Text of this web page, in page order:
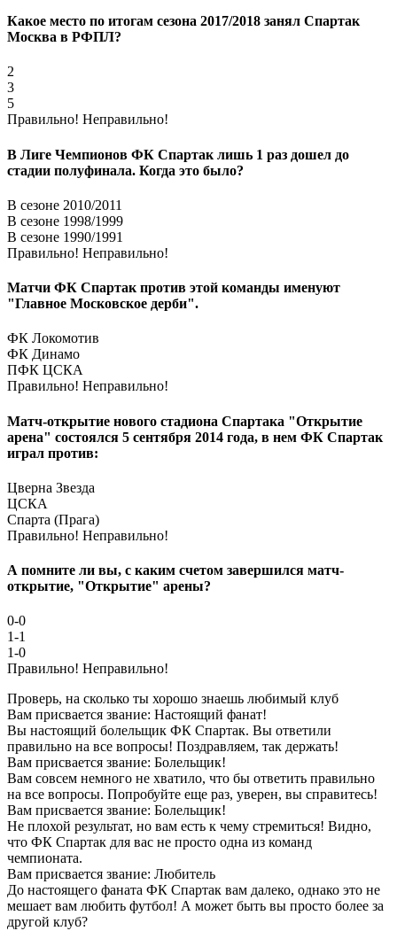
Какое место по итогам сезона 2017/2018 занял Спартак
Москва в РФПЛ?
2
3
5
Правильно! Неправильно!
В Лиге Чемпионов ФК Спартак лишь 1 раз дошел до
стадии полуфинала. Когда это было?
В сезоне 2010/2011
В сезоне 1998/1999
В сезоне 1990/1991
Правильно! Неправильно!
Матчи ФК Спартак против этой команды именуют
"Главное Московское дерби".
ФК Локомотив
ФК Динамо
ПФК ЦСКА
Правильно! Неправильно!
Матч-открытие нового стадиона Спартака "Открытие
арена" состоялся 5 сентября 2014 года, в нем ФК Спартак
играл против:
Цверна Звезда
ЦСКА
Спарта (Прага)
Правильно! Неправильно!
А помните ли вы, с каким счетом завершился матч-
открытие, "Открытие" арены?
0-0
1-1
1-0
Правильно! Неправильно!
Проверь, на сколько ты хорошо знаешь любимый клуб
Вам присвается звание: Настоящий фанат!
Вы настоящий болельщик ФК Спартак. Вы ответили
правильно на все вопросы! Поздравляем, так держать!
Вам присвается звание: Болельщик!
Вам совсем немного не хватило, что бы ответить правильно
на все вопросы. Попробуйте еще раз, уверен, вы справитесь!
Вам присвается звание: Болельщик!
Не плохой результат, но вам есть к чему стремиться! Видно,
что ФК Спартак для вас не просто одна из команд
чемпионата.
Вам присвается звание: Любитель
До настоящего фаната ФК Спартак вам далеко, однако это не
мешает вам любить футбол! А может быть вы просто более за
другой клуб?